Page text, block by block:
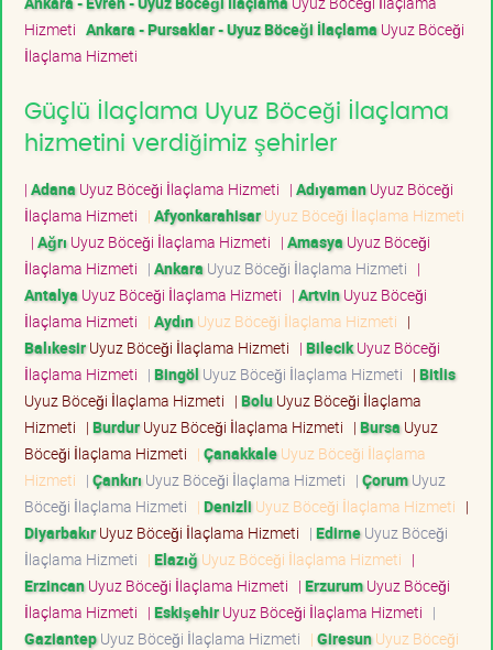
Hizmeti Ankara - Pursaklar - Uyuz Böceği İlaçlama Uyuz Böceği
İlaçlama Hizmeti
Güçlü İlaçlama Uyuz Böceği İlaçlama
hizmetini verdiğimiz şehirler
| Adana Uyuz Böceği İlaçlama Hizmeti | AdıyamanUyuz Böceği
İlaçlama Hizmeti | AfyonkarahisarUyuz Böceği İlaçlama Hizmeti
| Ağrı Uyuz Böceği İlaçlama Hizmeti | Amasya Uyuz Böceği
İlaçlama Hizmeti | Ankara Uyuz Böceği İlaçlama Hizmeti |
Antalya Uyuz Böceği İlaçlama Hizmeti | ArtvinUyuz Böceği
İlaçlama Hizmeti | AydınUyuz Böceği İlaçlama Hizmeti |
BalıkesirUyuz Böceği İlaçlama Hizmeti | BilecikUyuz Böceği
İlaçlama Hizmeti | Bingöl Uyuz Böceği İlaçlama Hizmeti | Bitlis
Uyuz Böceği İlaçlama Hizmeti | BoluUyuz Böceği İlaçlama
Hizmeti | BurdurUyuz Böceği İlaçlama Hizmeti | Bursa Uyuz
Böceği İlaçlama Hizmeti | ÇanakkaleUyuz Böceği İlaçlama
Hizmeti | Çankırı Uyuz Böceği İlaçlama Hizmeti | ÇorumUyuz
Böceği İlaçlama Hizmeti | Denizli Uyuz Böceği İlaçlama Hizmeti |
DiyarbakırUyuz Böceği İlaçlama Hizmeti | EdirneUyuz Böceği
İlaçlama Hizmeti | Elazığ Uyuz Böceği İlaçlama Hizmeti |
ErzincanUyuz Böceği İlaçlama Hizmeti | ErzurumUyuz Böceği
İlaçlama Hizmeti | EskişehirUyuz Böceği İlaçlama Hizmeti |
GaziantepUyuz Böceği İlaçlama Hizmeti | GiresunUyuz Böceği